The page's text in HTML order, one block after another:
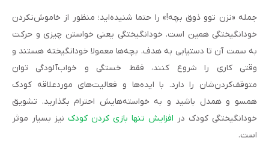
جمله «نزن توو ذوق بچه!» را حتما شنیده‌اید؛ منظور از خاموش‌نکردن
خودانگیختگی همین است. خودانگیختگی یعنی خواستن چیزی و حرکت
به سمت آن تا دستیابی به هدف. بچه‌ها معمولا خودانگیخته هستند و
وقتی کاری را شروع کنند، فقط خستگی و خواب‌آلودگی توان
متوقف‌کردن‌شان را دارد. با ایده‌ها و فعالیت‌های موردعلاقه کودک
همسو و همدل باشید و به خواسته‌هایش احترام بگذارید. تشویق
خودانگیختگی کودک در افزایش تنها بازی کردن کودک نیز بسیار موثر
است.